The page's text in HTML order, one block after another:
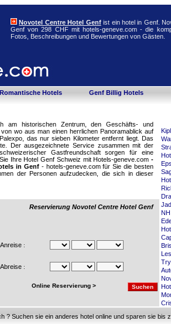
Novotel Centre Hotel Genfist ein hotel in Genf.
Genf von 298 CHF mit hotels-geneve.com - die
Fotos, Beschreibungen und Bewertungen von Gästen.
Hotels Genf Billig Hotels
historischen Zentrum, den Geschäfts- und
wo aus man einen herrlichen Panoramablick auf
das nur sieben Kilometer entfernt liegt. Das
Der ausgezeichnete Service zusammen mit der
Gastfreundschaft sorgen für eine
Ihre Hotel Genf Schweiz mit Hotels-geneve.com -
in Genf- hotels-geneve.com für Sie die besten
der Personen aufzudecken, die sich in dieser
Reservierung Novotel Centre Hotel Genf
Anreise :
Abreise :
Online Reservierung >
? Suchen sie ein anderes hotel online und sparen sie bis